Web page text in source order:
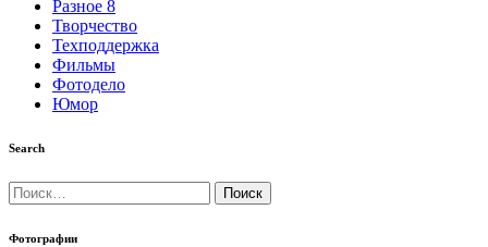
Разное 8
Творчество
Техподдержка
Фильмы
Фотодело
Юмор
Search
Найти:
Фотографии